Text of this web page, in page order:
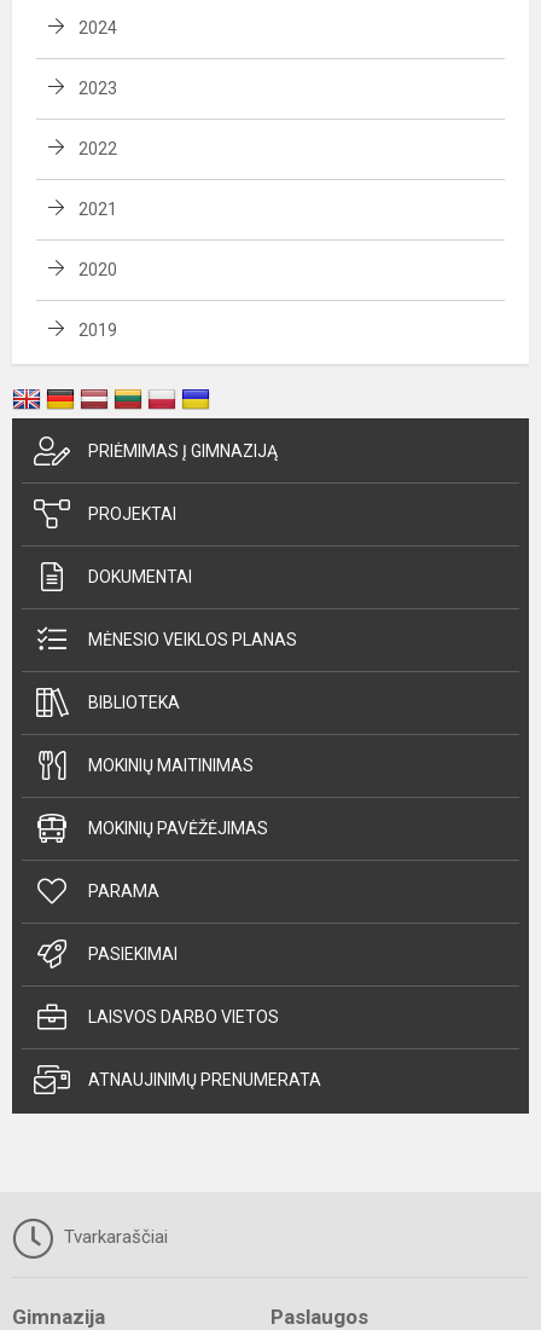
2024
2023
2022
2021
2020
2019
PRIĖMIMAS Į GIMNAZIJĄ
PROJEKTAI
DOKUMENTAI
MĖNESIO VEIKLOS PLANAS
BIBLIOTEKA
MOKINIŲ MAITINIMAS
MOKINIŲ PAVĖŽĖJIMAS
PARAMA
PASIEKIMAI
LAISVOS DARBO VIETOS
ATNAUJINIMŲ PRENUMERATA
Tvarkaraščiai
Gimnazija Paslaugos